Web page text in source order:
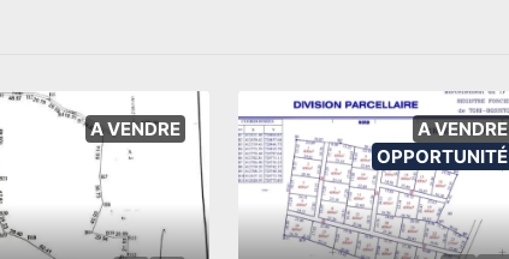
A VENDRE
A VENDRE
OPPORTUNITÉ